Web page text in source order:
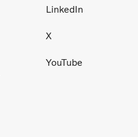
LinkedIn
X
YouTube